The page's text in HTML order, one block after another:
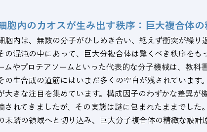
胞内のカオスが生み出す秩序：巨大複合体の
胞内は、無数の分子がひしめき合い、絶えず衝突が繰り
の混沌の中にあって、巨大分複合体は驚くべき秩序をも
ムやプロテアソームといった代表的な分子機械は、教科
の生合成の道筋にはいまだ多くの空白が残されています
大きな注目を集めています。構成因子のわずかな差異が
されてきましたが、その実態は謎に包まれたままでした
未踏の領域へと切り込み、巨大分子複合体の精緻な設計